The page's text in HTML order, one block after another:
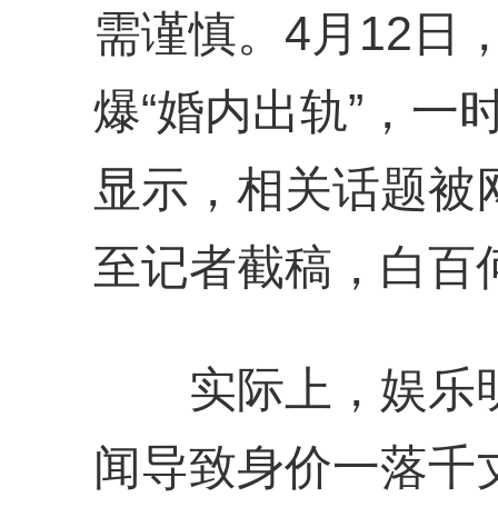
需谨慎。4月12日
爆“婚内出轨”，一
显示，相关话题
至记者截稿，白百
实际上，娱乐明
闻导致身价一落千